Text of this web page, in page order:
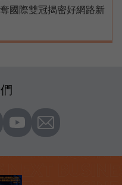
國際雙冠揭密好網路新